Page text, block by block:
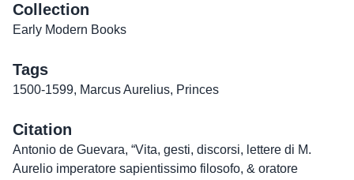
Collection
Early Modern Books
Tags
1500-1599, Marcus Aurelius, Princes
Citation
Antonio de Guevara, “Vita, gesti, discorsi, lettere di M.
Aurelio imperatore sapientissimo filosofo, & oratore